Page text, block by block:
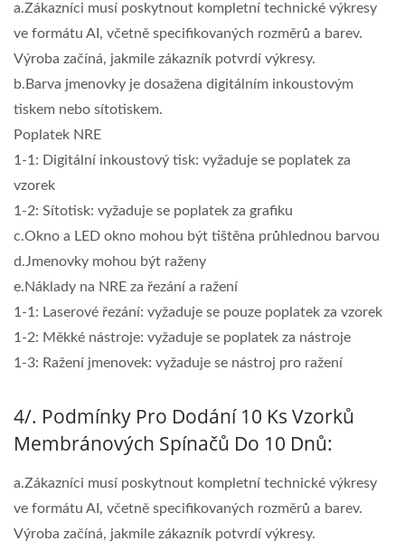
a.Zákazníci musí poskytnout kompletní technické výkresy
ve formátu AI, včetně specifikovaných rozměrů a barev.
Výroba začíná, jakmile zákazník potvrdí výkresy.
b.Barva jmenovky je dosažena digitálním inkoustovým
tiskem nebo sítotiskem.
Poplatek NRE
1-1: Digitální inkoustový tisk: vyžaduje se poplatek za
vzorek
1-2: Sítotisk: vyžaduje se poplatek za grafiku
c.Okno a LED okno mohou být tištěna průhlednou barvou
d.Jmenovky mohou být raženy
e.Náklady na NRE za řezání a ražení
1-1: Laserové řezání: vyžaduje se pouze poplatek za vzorek
1-2: Měkké nástroje: vyžaduje se poplatek za nástroje
1-3: Ražení jmenovek: vyžaduje se nástroj pro ražení
4/. Podmínky Pro Dodání 10 Ks Vzorků
Membránových Spínačů Do 10 Dnů:
a.Zákazníci musí poskytnout kompletní technické výkresy
ve formátu AI, včetně specifikovaných rozměrů a barev.
Výroba začíná, jakmile zákazník potvrdí výkresy.